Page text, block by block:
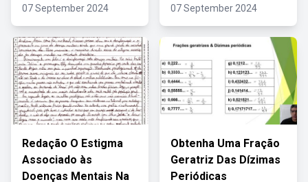
07 September 2024 07 September 2024
Redação O Estigma
Associado às
Doenças Mentais Na
Obtenha Uma Fração
Geratriz Das Dízimas
Periódicas